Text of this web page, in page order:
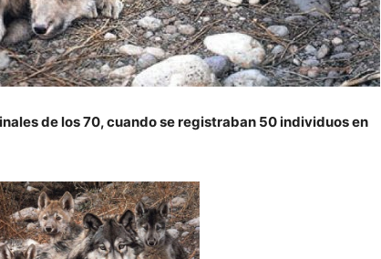
de los 70, cuando se registraban 50 individuos en